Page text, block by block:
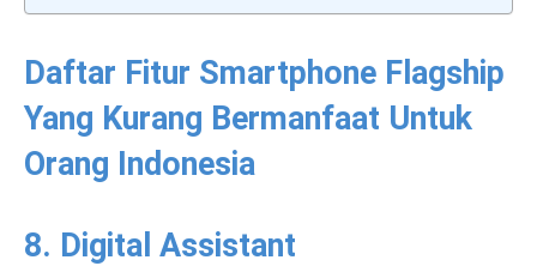
Daftar Fitur Smartphone Flagship
Yang Kurang Bermanfaat Untuk
Orang Indonesia
8. Digital Assistant